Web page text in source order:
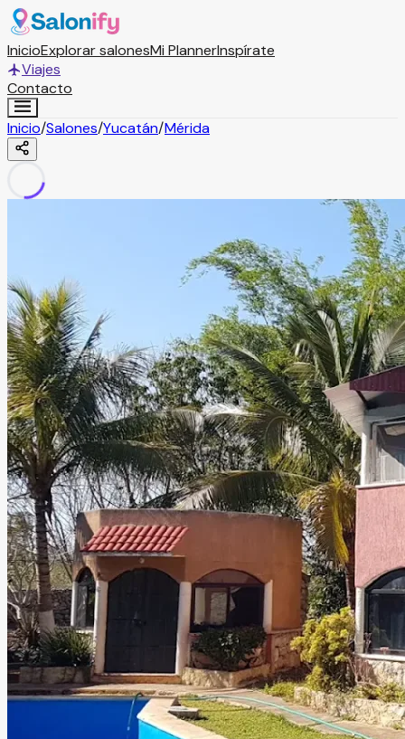
InicioExplorar salonesMi PlannerInspírate
Viajes
Contacto
Inicio/Salones/Yucatán/Mérida